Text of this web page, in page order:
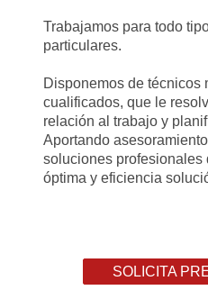
Trabajamos para todo
particulares.
Disponemos de técnicos
cualificados, que le
relación al trabajo y
Aportando
soluciones profesionales
óptima y eficiencia
SOLICITA